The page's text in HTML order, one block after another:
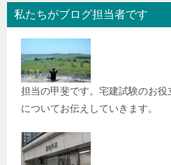
私たちがブログ担当者です
担当の甲斐です。宅建試験のお役
についてお伝えしていきます。